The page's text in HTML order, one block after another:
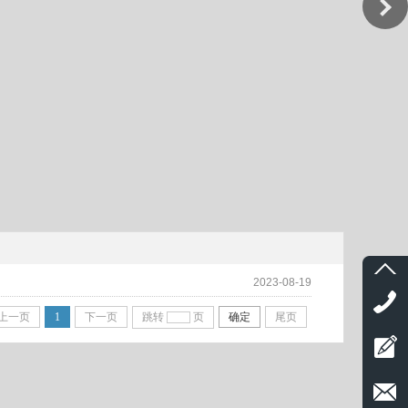
2023-08-19
上一页 1 下一页 跳转 页 确定 尾页